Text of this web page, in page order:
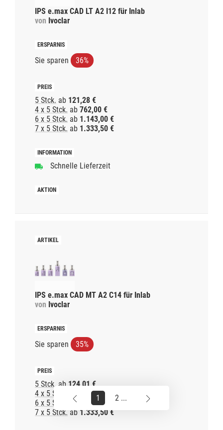
IPS e.max CAD LT A2 I12 für Inlab
von Ivoclar
Sie sparen 36%
5 Stck. ab 121,28 €
4 x 5 Stck. ab 762,00 €
6 x 5 Stck. ab 1.143,00 €
7 x 5 Stck. ab 1.333,50 €
Schnelle Lieferzeit
IPS e.max CAD MT A2 C14 für Inlab
von Ivoclar
Sie sparen 35%
5 Stck. ab 124,01 €
4 x 5 Stck.
ab
762,00 €
6 x 5 Stck.
ab
1.143,00 €
7 x 5 Stck. ab 1.333,50 €
1 2 ...